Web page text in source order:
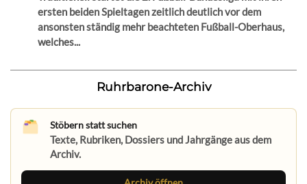
ersten beiden Spieltagen zeitlich deutlich vor dem
ansonsten ständig mehr beachteten Fußball-Oberhaus,
welches...
Ruhrbarone-Archiv
Stöbern statt suchen
Texte, Rubriken, Dossiers und Jahrgänge aus dem
Archiv.